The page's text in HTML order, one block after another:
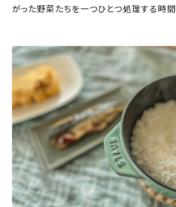
がった野菜たちを一つひとつ処理する時間